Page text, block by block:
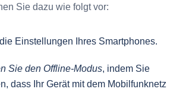
Sie dazu wie folgt vor:
Einstellungen Ihres Smartphones.
Sie den Offline-Modus, indem Sie
dass Ihr Gerät mit dem Mobilfunknetz